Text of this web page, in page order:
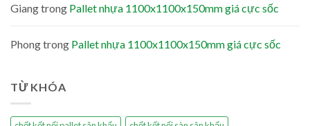
Giangtrong Pallet nhựa 1100x1100x150mm giá cực sốc
Phongtrong Pallet nhựa 1100x1100x150mm giá cực sốc
TỪ KHÓA